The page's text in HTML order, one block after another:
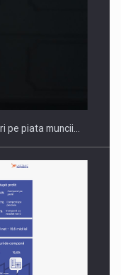
by benzinariile RO…
pe piata muncii…